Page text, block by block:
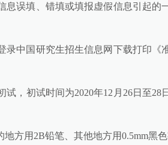
误填、错填或填报虚假信息引起的
录中国研究生招生信息网下载打印《
，初试时间为2020年12月26日至28
方用2B铅笔、其他地方用0.5mm黑色